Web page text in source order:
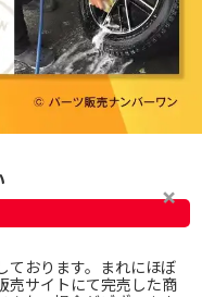
ております。まれにほぼ
売サイトにて完売した商